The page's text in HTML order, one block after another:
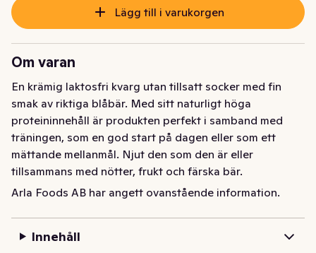
Lägg till i varukorgen
Om varan
En krämig laktosfri kvarg utan tillsatt socker med fin
smak av riktiga blåbär. Med sitt naturligt höga
proteininnehåll är produkten perfekt i samband med
träningen, som en god start på dagen eller som ett
mättande mellanmål. Njut den som den är eller
tillsammans med nötter, frukt och färska bär.
En krämig laktosfri kvarg utan tillsatt socker med fin
träningen, som en god start på dagen eller som ett
Arla Foods AB har angett ovanstående information.
Innehåll